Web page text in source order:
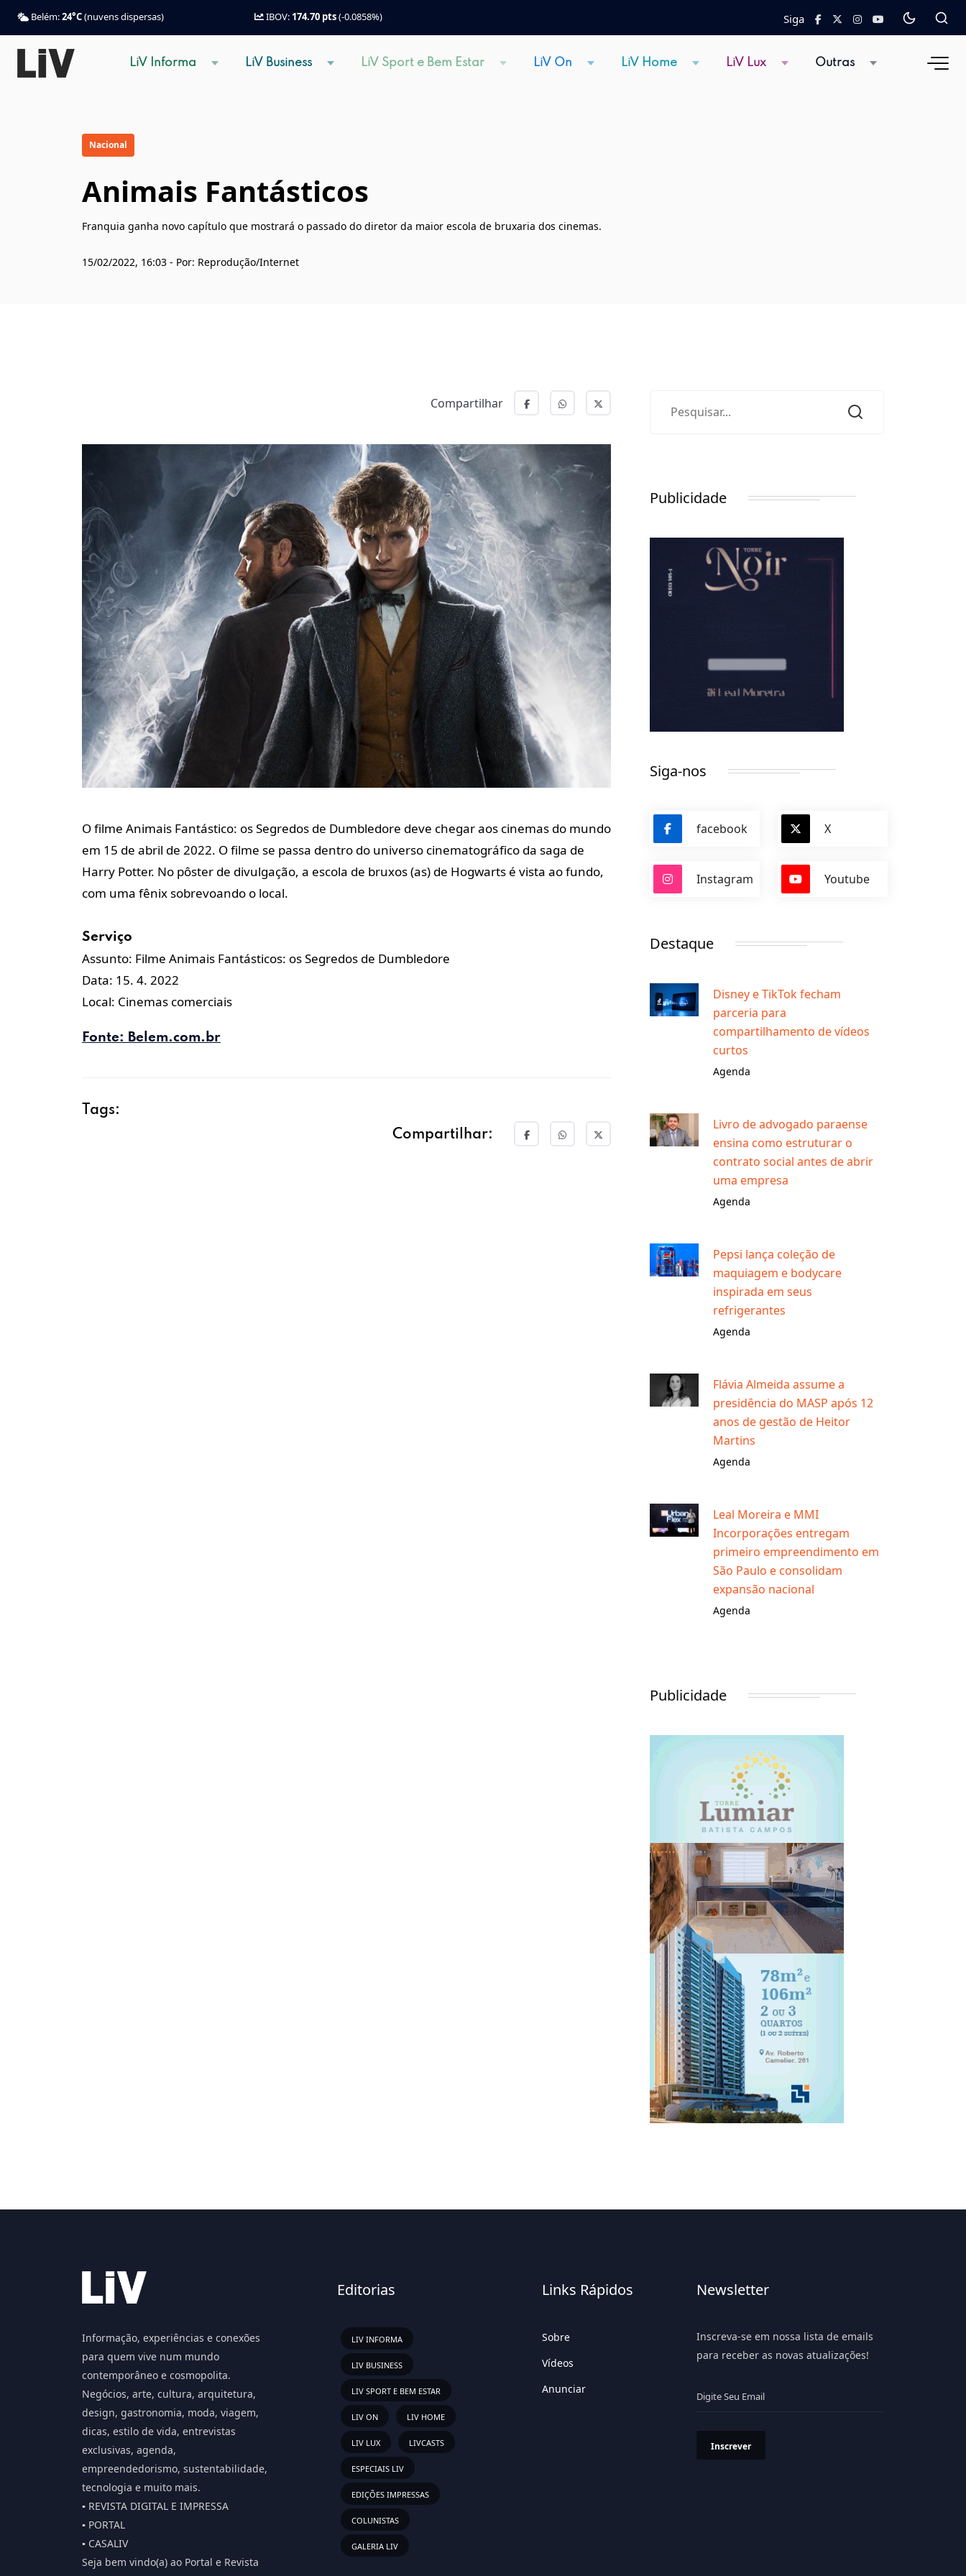
Belém:24°C(nuvens dispersas) IBOV: 174.70 pts(-0.0858%) Siga
LiV Informa LiV Business LiV Sport e Bem Estar LiV On LiV Home LiV Lux Outras
Nacional
Animais Fantásticos
Franquia ganha novo capítulo que mostrará o passado do diretor da maior escola de bruxaria dos cinemas.
15/02/2022, 16:03 - Por: Reprodução/Internet
Compartilhar
O filme Animais Fantástico: os Segredos de Dumbledore deve chegar aos cinemas do mundo
em 15 de abril de 2022. O filme se passa dentro do universo cinematográfico da saga de
Harry Potter. No pôster de divulgação, a escola de bruxos (as) de Hogwarts é vista ao fundo,
com uma fênix sobrevoando o local.
Serviço
Assunto: Filme Animais Fantásticos: os Segredos de Dumbledore
Data: 15. 4. 2022
Local: Cinemas comerciais
Fonte: Belem.com.br
Tags:
Compartilhar:
Publicidade
Siga-nos
facebook X
Instagram Youtube
Destaque
Disney e TikTok fecham
parceria para
compartilhamento de vídeos
curtos
Agenda
Livro de advogado paraense
ensina como estruturar o
contrato social antes de abrir
uma empresa
Agenda
Pepsi lança coleção de
maquiagem e bodycare
inspirada em seus
refrigerantes
Agenda
Flávia Almeida assume a
presidência do MASP após 12
anos de gestão de Heitor
Martins
Agenda
Leal Moreira e MMI
Incorporações entregam
primeiro empreendimento em
São Paulo e consolidam
expansão nacional
Agenda
Publicidade
Informação, experiências e conexões
para quem vive num mundo
contemporâneo e cosmopolita.
Negócios, arte, cultura, arquitetura,
design, gastronomia, moda, viagem,
dicas, estilo de vida, entrevistas
exclusivas, agenda,
empreendedorismo, sustentabilidade,
tecnologia e muito mais.
▪️ REVISTA DIGITAL E IMPRESSA
▪️ PORTAL
▪️ CASALIV
Seja bem vindo(a) ao Portal e Revista
Editorias
LIV INFORMA
LIV BUSINESS
LIV SPORT E BEM ESTAR
LIV ON LIV HOME
LIV LUX LIVCASTS
ESPECIAIS LIV
EDIÇÕES IMPRESSAS
COLUNISTAS
GALERIA LIV
Links Rápidos
Sobre
Vídeos
Anunciar
Newsletter
Inscreva-se em nossa lista de emails
para receber as novas atualizações!
Inscrever